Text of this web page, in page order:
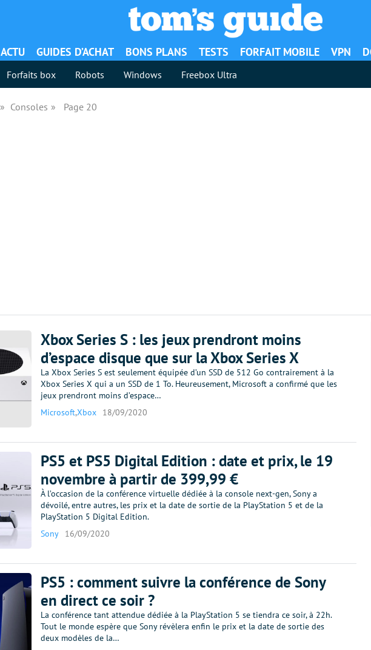
ACTU GUIDES D’ACHAT BONS PLANS TESTS FORFAIT MOBILE VPN
Forfaits box Robots Windows Freebox Ultra
Consoles Page 20
Xbox Series S : les jeux prendront moins
d’espace disque que sur la Xbox Series X
La Xbox Series S est seulement équipée d’un SSD de 512 Go contrairement à la
Xbox Series X qui a un SSD de 1 To. Heureusement, Microsoft a confirmé que les
jeux prendront moins d’espace…
Microsoft,Xbox 18/09/2020
PS5 et PS5 Digital Edition : date et prix, le 19
novembre à partir de 399,99 €
À l’occasion de la conférence virtuelle dédiée à la console next-gen, Sony a
dévoilé, entre autres, les prix et la date de sortie de la PlayStation 5 et de la
PlayStation 5 Digital Edition.
Sony
16/09/2020
PS5 : comment suivre la conférence de Sony
en direct ce soir ?
La conférence tant attendue dédiée à la PlayStation 5 se tiendra ce soir, à 22h.
Tout le monde espère que Sony révèlera enfin le prix et la date de sortie des
deux modèles de la…